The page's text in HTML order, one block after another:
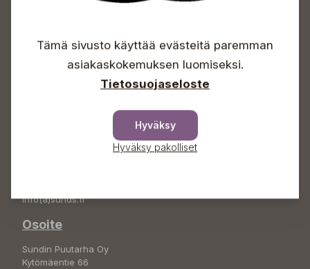
Sundin Puutarhakeskus
Sunnuntaisin Itsepalvelu
info(a)sunds.fi
Osoite
Sundin Puutarha Oy
Kytömäentie 66
Tämä sivusto käyttää evästeitä paremman
asiakaskokemuksen luomiseksi.
Tietosuojaseloste
Hyväksy
Hyväksy pakolliset